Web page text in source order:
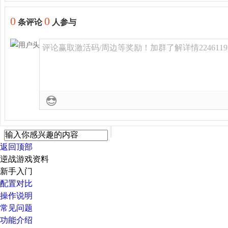
0 条评论0 人参与
评论赢取激活码/周边等奖励！加群了解详情
返回顶部
逆战游戏资料
新手入门
配置对比
操作说明
常见问题
功能介绍